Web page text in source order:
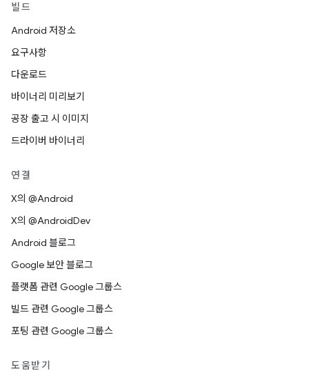
빌드
Android 저장소
요구사항
다운로드
바이너리 미리보기
공장 출고 시 이미지
드라이버 바이너리
연결
X의 @Android
X의 @AndroidDev
Android 블로그
Google 보안 블로그
플랫폼 관련 Google 그룹스
빌드 관련 Google 그룹스
포팅 관련 Google 그룹스
도움받기